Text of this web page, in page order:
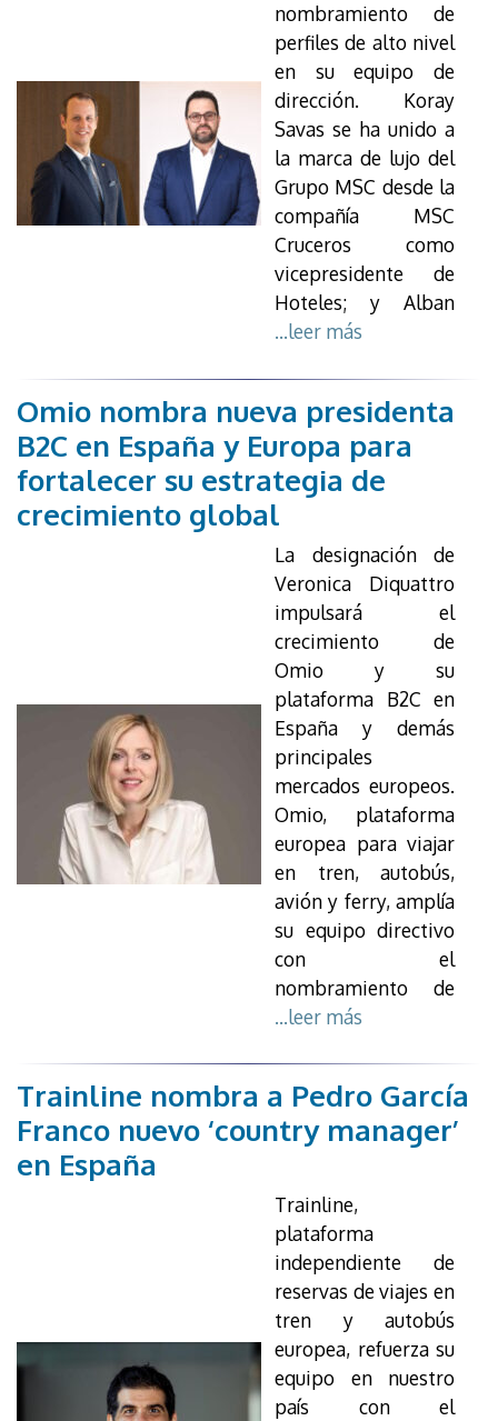
nombramiento de
perfiles de alto nivel
en su equipo de
dirección. Koray
Savas se ha unido a
la marca de lujo del
Grupo MSC desde la
compañía MSC
Cruceros como
vicepresidente de
Hoteles; y Alban
...leer más
Omio nombra nueva presidenta
B2C en España y Europa para
fortalecer su estrategia de
crecimiento global
La designación de
Veronica Diquattro
impulsará el
crecimiento de
Omio y su
plataforma B2C en
España y demás
principales
mercados europeos.
Omio, plataforma
europea para viajar
en tren, autobús,
avión y ferry, amplía
su equipo directivo
con el
nombramiento de
...leer más
Trainline nombra a Pedro García
Franco nuevo ‘country manager’
en España
Trainline,
plataforma
independiente de
reservas de viajes en
tren y autobús
europea, refuerza su
equipo en nuestro
país con el